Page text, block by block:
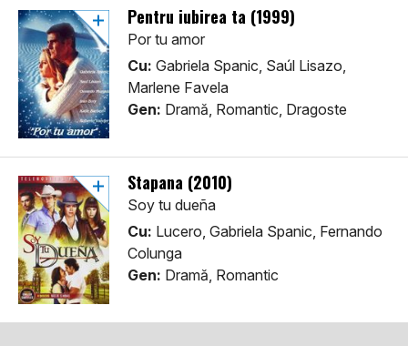
Pentru iubirea ta (1999)
Por tu amor
Cu: Gabriela Spanic, Saúl Lisazo,
Marlene Favela
Gen: Dramă, Romantic, Dragoste
Stapana (2010)
Soy tu dueña
Cu: Lucero, Gabriela Spanic, Fernando
Colunga
Gen: Dramă, Romantic